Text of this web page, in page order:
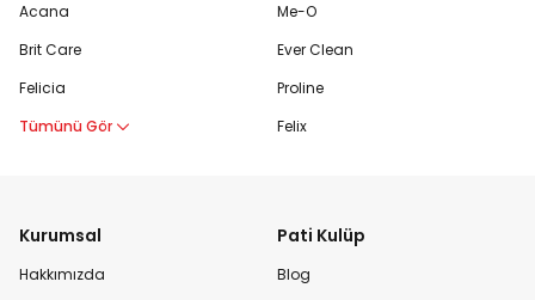
Acana
Brit Care
Felicia
Tümünü Gör
Me-O
Ever Clean
Proline
Felix
Kurumsal
Hakkımızda
Pati Kulüp
Blog